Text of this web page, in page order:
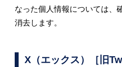
なった個人情報については、
消去します。
X（エックス）［旧